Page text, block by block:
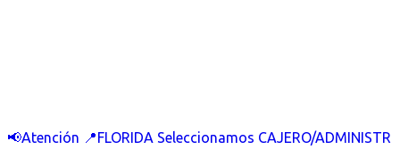
📢Atención 📍FLORIDA Seleccionamos CAJERO/ADMINISTR